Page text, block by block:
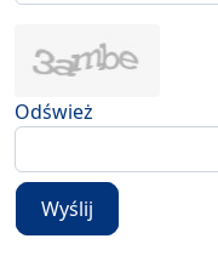
Odśwież
Wyślij